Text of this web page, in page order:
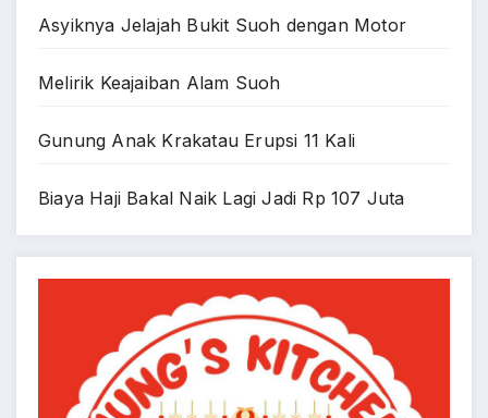
Asyiknya Jelajah Bukit Suoh dengan Motor
Melirik Keajaiban Alam Suoh
Gunung Anak Krakatau Erupsi 11 Kali
Biaya Haji Bakal Naik Lagi Jadi Rp 107 Juta